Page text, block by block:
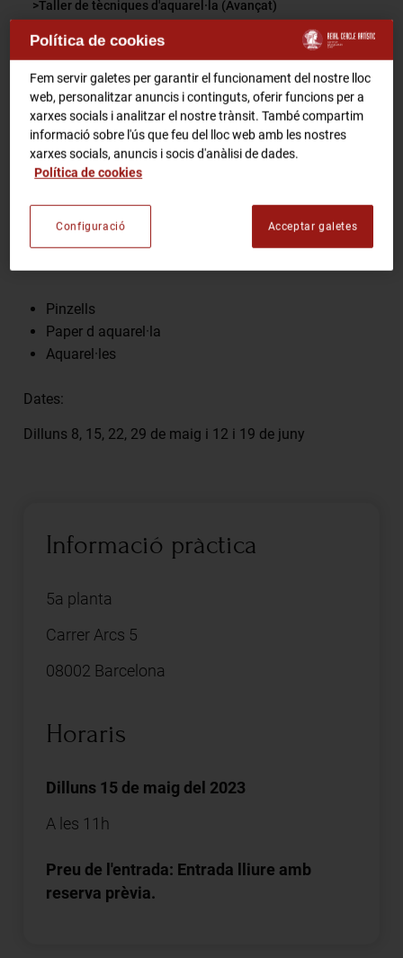
RCA Radio
RCA TV
RCA TEATRE
Gastronomic Experience 360º
Entrades Esdeveniments
Taller de tècniques d'aquarel·la (Avançat)
Nomes per socis.
Aforament limitat
Pinzells
Paper d aquarel·la
Aquarel·les
Dates:
Dilluns 8, 15, 22, 29 de maig i 12 i 19 de juny
Informació pràctica
5a planta
Carrer Arcs 5
08002 Barcelona
Horaris
Dilluns 15 de maig del 2023
A les 11h
Preu de l'entrada: Entrada lliure amb
reserva prèvia.
Política de cookies
Fem servir galetes per garantir el funcionament del nostre lloc
web, personalitzar anuncis i continguts, oferir funcions per a
xarxes socials i analitzar el nostre trànsit. També compartim
informació sobre l'ús que feu del lloc web amb les nostres
xarxes socials, anuncis i socis d'anàlisi de dades.
Política de cookies
Acceptar galetes
Configuració